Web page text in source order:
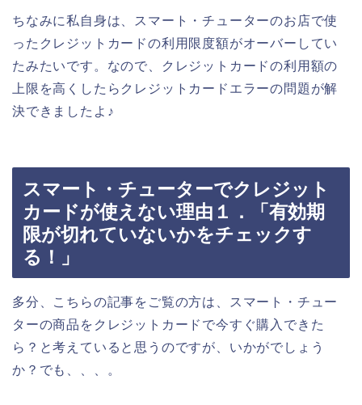
ちなみに私自身は、スマート・チューターのお店で使
ったクレジットカードの利用限度額がオーバーしてい
たみたいです。なので、クレジットカードの利用額の
上限を高くしたらクレジットカードエラーの問題が解
決できましたよ♪
スマート・チューターでクレジット
カードが使えない理由１．「有効期
限が切れていないかをチェックす
る！」
多分、こちらの記事をご覧の方は、スマート・チュー
ターの商品をクレジットカードで今すぐ購入できた
ら？と考えていると思うのですが、いかがでしょう
か？でも、、、。